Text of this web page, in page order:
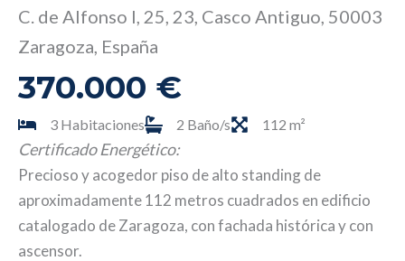
C. de Alfonso I, 25, 23, Casco Antiguo, 50003
Zaragoza, España
370.000 €
3 Habitaciones 2 Baño/s 112 m²
Certificado Energético:
Precioso y acogedor piso de alto standing de
aproximadamente 112 metros cuadrados en edificio
catalogado de Zaragoza, con fachada histórica y con
ascensor.